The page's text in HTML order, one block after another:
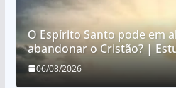
O Espírito Santo pode em
abandonar o Cristão? |
06/08/2026